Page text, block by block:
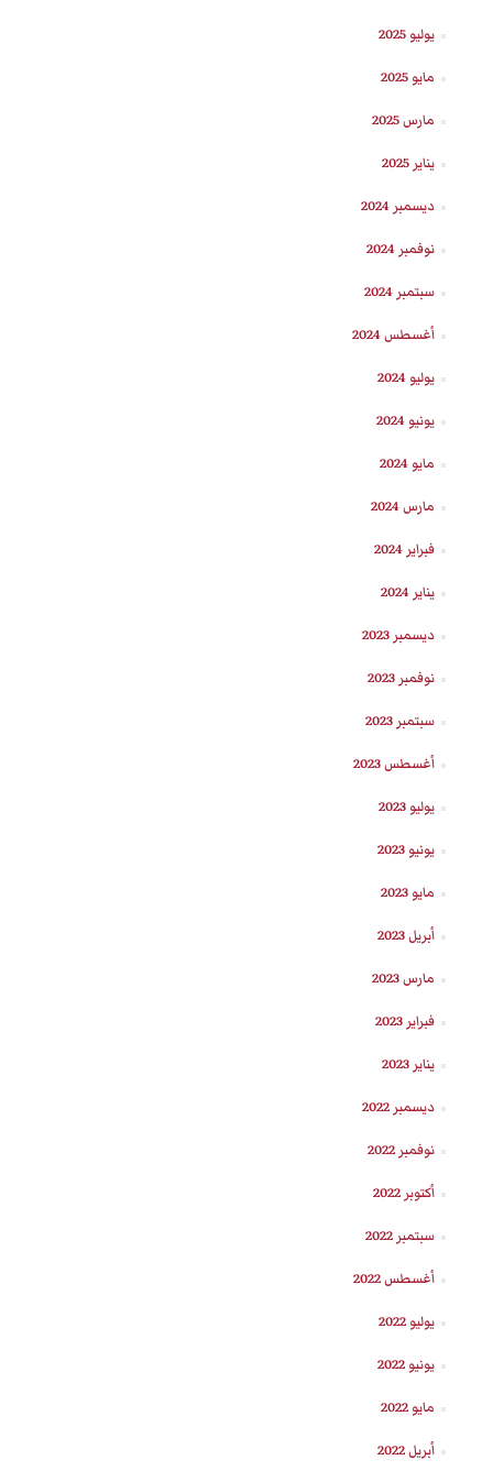
يوليو 2025
مايو 2025
مارس 2025
يناير 2025
ديسمبر 2024
نوفمبر 2024
سبتمبر 2024
أغسطس 2024
يوليو 2024
يونيو 2024
مايو 2024
مارس 2024
فبراير 2024
يناير 2024
ديسمبر 2023
نوفمبر 2023
سبتمبر 2023
أغسطس 2023
يوليو 2023
يونيو 2023
مايو 2023
أبريل 2023
مارس 2023
فبراير 2023
يناير 2023
ديسمبر 2022
نوفمبر 2022
أكتوبر 2022
سبتمبر 2022
أغسطس 2022
يوليو 2022
يونيو 2022
مايو 2022
أبريل 2022